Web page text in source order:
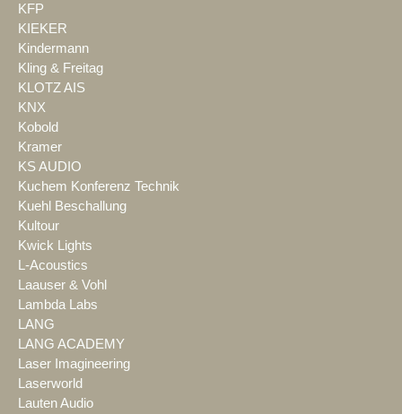
KFP
KIEKER
Kindermann
Kling & Freitag
KLOTZ AIS
KNX
Kobold
Kramer
KS AUDIO
Kuchem Konferenz Technik
Kuehl Beschallung
Kultour
Kwick Lights
L-Acoustics
Laauser & Vohl
Lambda Labs
LANG
LANG ACADEMY
Laser Imagineering
Laserworld
Lauten Audio